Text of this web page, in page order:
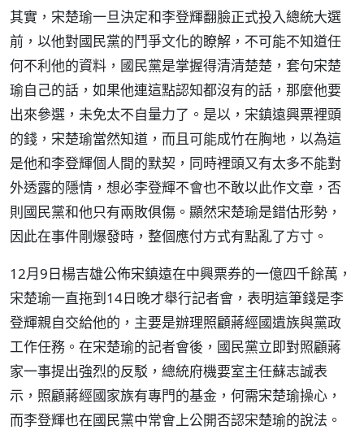
其實，宋楚瑜一旦決定和李登輝翻臉正式投入總統大選
前，以他對國民黨的鬥爭文化的瞭解，不可能不知道任
何不利他的資料，國民黨是掌握得清清楚楚，套句宋楚
瑜自己的話，如果他連這點認知都沒有的話，那麼他要
出來參選，未免太不自量力了。是以，宋鎮遠興票裡頭
的錢，宋楚瑜當然知道，而且可能成竹在胸地，以為這
是他和李登輝個人間的默契，同時裡頭又有太多不能對
外透露的隱情，想必李登輝不會也不敢以此作文章，否
則國民黨和他只有兩敗俱傷。顯然宋楚瑜是錯估形勢，
因此在事件剛爆發時，整個應付方式有點亂了方寸。
12月9日楊吉雄公佈宋鎮遠在中興票券的一億四千餘萬，
宋楚瑜一直拖到14日晚才舉行記者會，表明這筆錢是李
登輝親自交給他的，主要是辦理照顧蔣經國遺族與黨政
工作任務。在宋楚瑜的記者會後，國民黨立即對照顧蔣
家一事提出強烈的反駁，總統府機要室主任蘇志誠表
示，照顧蔣經國家族有專門的基金，何需宋楚瑜操心，
而李登輝也在國民黨中常會上公開否認宋楚瑜的說法。